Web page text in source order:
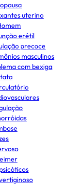
uterino
erétil
precoce
masculinos
com bexiga